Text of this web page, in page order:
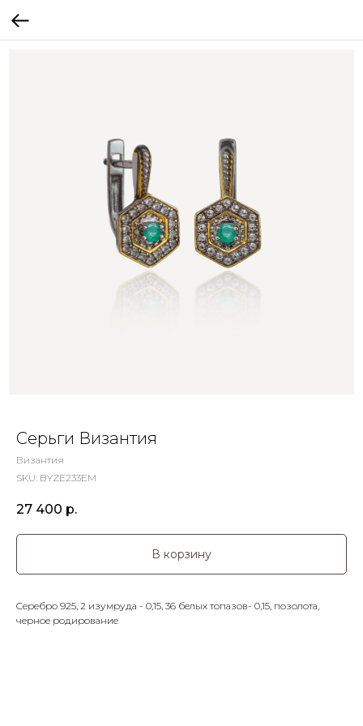
Серьги Византия
Византия
SKU: BYZE233EM
27 400 р.
В корзину
Cеребро 925, 2 изумруда - 0,15, 36 белых топазов- 0,15, позолота,
черное родирование